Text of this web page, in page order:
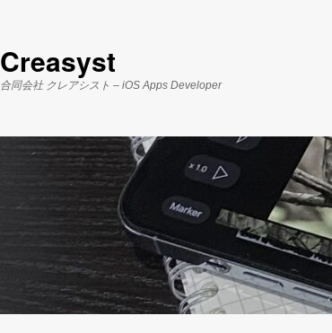
Creasyst
合同会社 クレアシスト – iOS Apps Developer